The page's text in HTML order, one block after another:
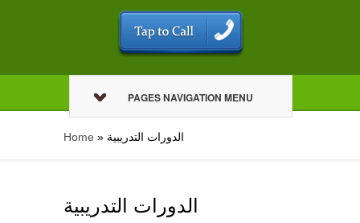
PAGES NAVIGATION MENU
Home » الدورات التدريبية
الدورات التدريبية